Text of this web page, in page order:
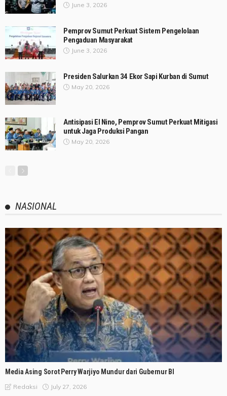
June 3, 2026
Pemprov Sumut Perkuat Sistem Pengelolaan
Pengaduan Masyarakat
June 3, 2026
Presiden Salurkan 34 Ekor Sapi Kurban di Sumut
May 20, 2026
Antisipasi El Nino, Pemprov Sumut Perkuat Mitigasi
untuk Jaga Produksi Pangan
May 20, 2026
NASIONAL
Media Asing Sorot Perry Warjiyo Mundur dari Gubernur BI
Redaksi July 27, 2026